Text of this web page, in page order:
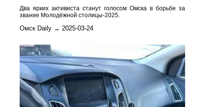
Два ярких активиста станут голосом Омска в борьбе за
звание Молодёжной столицы-2025.
Омск Daily → 2025-03-24